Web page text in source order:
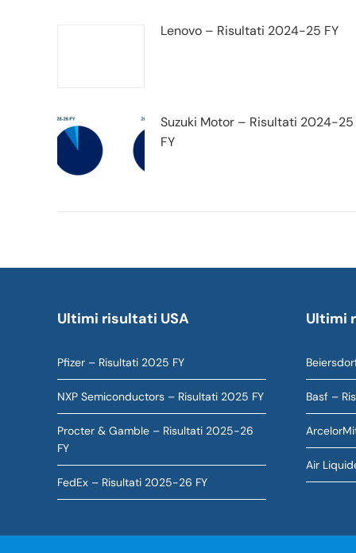
Lenovo – Risultati 2024-25 FY
Suzuki Motor – Risultati 2024-25
FY
Ultimi risultati USA
Pfizer – Risultati 2025 FY
NXP Semiconductors – Risultati 2025 FY
Procter & Gamble – Risultati 2025-26
FY
FedEx – Risultati 2025-26 FY
Ultimi
Basf –
Air